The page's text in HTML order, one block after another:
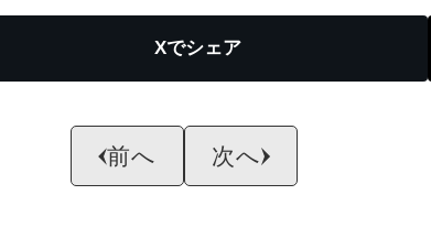
X
前へ 次へ